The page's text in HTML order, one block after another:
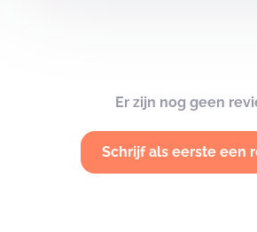
Er zijn nog geen
Schrijf als eerste een